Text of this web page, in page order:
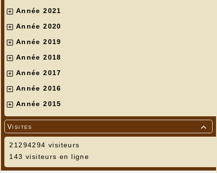
Année 2021
Année 2020
Année 2019
Année 2018
Année 2017
Année 2016
Année 2015

Visites
21294294 visiteurs
143 visiteurs en ligne